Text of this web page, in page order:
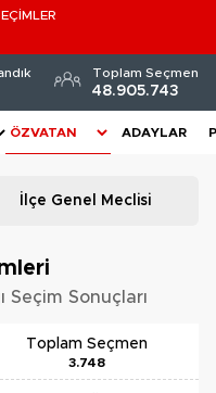
Toplam Seçmen
48.905.743
ADAYLAR
İlçe Genel Meclisi
Seçim Sonuçları
Toplam Seçmen
3.748